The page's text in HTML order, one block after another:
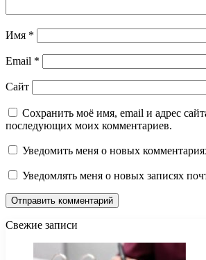
Имя *
Email *
Сайт
Сохранить моё имя, email и адрес
последующих моих комментариев.
Уведомить меня о новых
Уведомлять меня о новых записях
Свежие записи